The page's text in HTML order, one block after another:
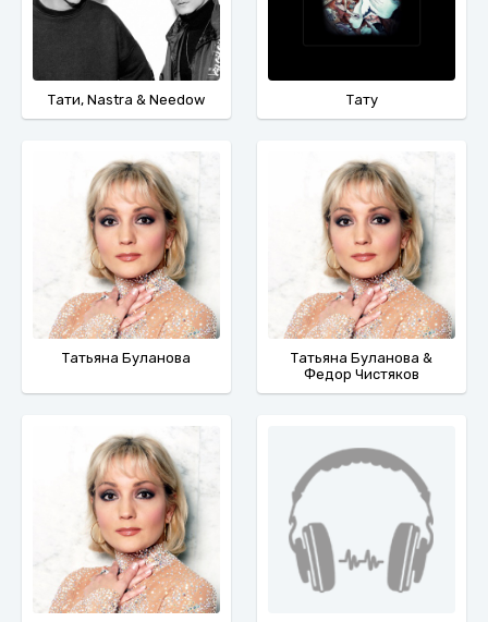
Тати, Nastra & Needow Тату
Татьяна Буланова
Татьяна Буланова &
Федор Чистяков